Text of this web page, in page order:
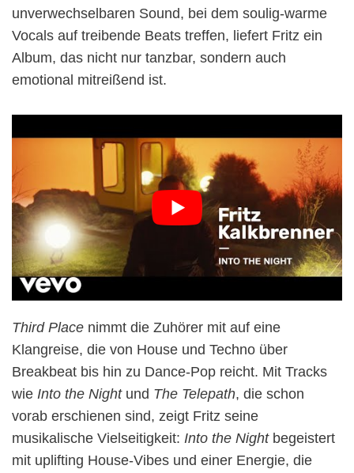
unverwechselbaren Sound, bei dem soulig-warme
Vocals auf treibende Beats treffen, liefert Fritz ein
Album, das nicht nur tanzbar, sondern auch
emotional mitreißend ist.
Third Place nimmt die Zuhörer mit auf eine
Klangreise, die von House und Techno über
Breakbeat bis hin zu Dance-Pop reicht. Mit Tracks
wie Into the Nightund The Telepath, die schon
vorab erschienen sind, zeigt Fritz seine
musikalische Vielseitigkeit: Into the Nightbegeistert
mit uplifting House-Vibes und einer Energie, die